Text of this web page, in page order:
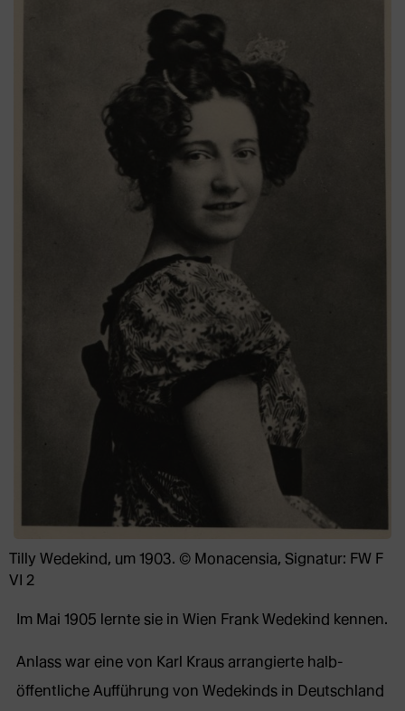
Tilly Wedekind, um 1903. © Monacensia, Signatur: FW F
VI 2
Im Mai 1905 lernte sie in Wien Frank Wedekind kennen.
Anlass war eine von Karl Kraus arrangierte halb-
öffentliche Aufführung von Wedekinds in Deutschland